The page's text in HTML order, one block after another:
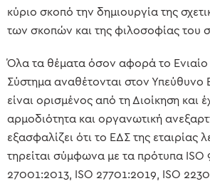
κύριο σκοπό την δημιουργία της
των σκοπών και της φιλοσοφίας του
Όλα τα θέματα όσον αφορά το Ενιαίο
Σύστημα αναθέτονται στον
είναι ορισμένος από τη Διοίκηση και
αρμοδιότητα και οργανωτική
εξασφαλίζει ότι το ΕΔΣ της εταιρίας
τηρείται σύμφωνα με τα πρότυπα ISO
27001:2013, ISO 27701:2019, ISO